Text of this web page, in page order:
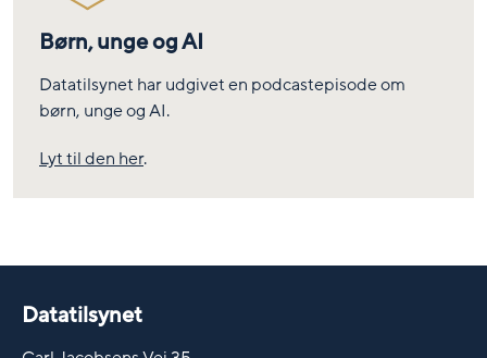
Børn, unge og AI
Datatilsynet har udgivet en podcastepisode om
børn, unge og AI.
Lyt til den her.
Datatilsynet